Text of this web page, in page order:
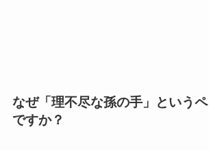
なぜ「理不尽な孫の手」という
ですか？